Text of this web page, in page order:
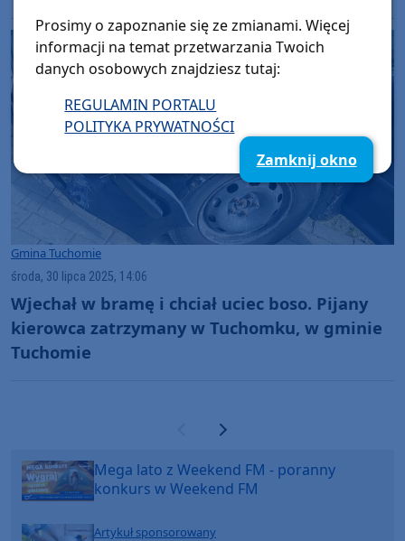
Gmina Tuchomie
środa, 30 lipca 2025, 14:06
Wjechał w bramę i chciał uciec boso. Pijany
kierowca zatrzymany w Tuchomku, w gminie
Tuchomie
Poprzednia strona
Następna strona
Mega lato z Weekend FM - poranny
konkurs w Weekend FM
Artykuł sponsorowany
Prosimy o zapoznanie się ze zmianami. Więcej
informacji na temat przetwarzania Twoich
danych osobowych znajdziesz tutaj:
REGULAMIN PORTALU
POLITYKA PRYWATNOŚCI
Zamknij okno